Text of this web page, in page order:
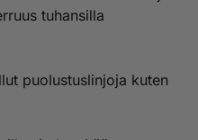
tuhansilla
puolustuslinjoja kuten